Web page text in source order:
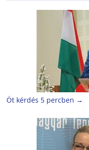
Öt kérdés 5 percben →